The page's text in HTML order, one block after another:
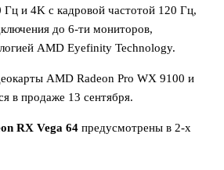
Гц и 4K с кадровой частотой 120 Гц,
до 6-ти мониторов,
AMD Eyefinity Technology.
AMD Radeon Pro WX 9100 и
в продаже 13 сентября.
RX Vega 64 предусмотрены в 2-х